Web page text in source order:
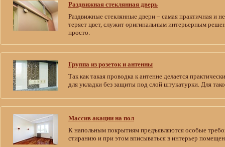
Раздвижная стеклянная дверь
Раздвижные стеклянные двери – самая практичная и
теряет цвет, служит оригинальным интерьерным
просто.
Группа из розеток и антенны
Так как такая проводка к антенне делается
для укладки без защиты под слой штукатурки. Для
Массив акации на пол
К напольным покрытиям предъявляются особые
стиранию и при этом вписываться в интерьер